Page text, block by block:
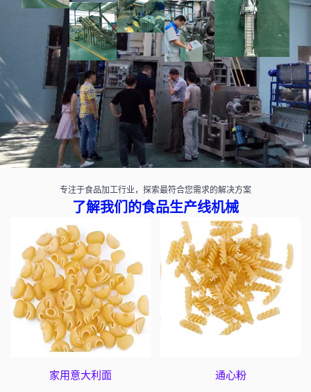
专注于食品加工行业，探索最符合您需求的解决方案
了解我们的食品生产线机械
家用意大利面 通心粉